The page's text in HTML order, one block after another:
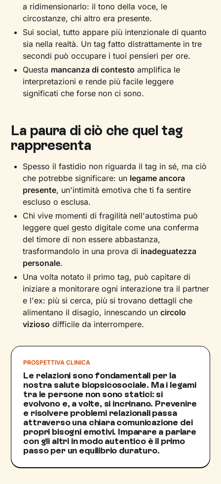
a ridimensionarlo: il tono della voce, le
circostanze, chi altro era presente.
Sui social, tutto appare più intenzionale di quanto
sia nella realtà. Un tag fatto distrattamente in tre
secondi può occupare i tuoi pensieri per ore.
Questa mancanza di contesto amplifica le
interpretazioni e rende più facile leggere
significati che forse non ci sono.
La paura di ciò che quel tag
rappresenta
Spesso il fastidio non riguarda il tag in sé, ma ciò
che potrebbe significare: un legame ancora
presente, un'intimità emotiva che ti fa sentire
escluso o esclusa.
Chi vive momenti di fragilità nell'autostima può
leggere quel gesto digitale come una conferma
del timore di non essere abbastanza,
trasformandolo in una prova di inadeguatezza
personale.
Una volta notato il primo tag, può capitare di
iniziare a monitorare ogni interazione tra il partner
e l'ex: più si cerca, più si trovano dettagli che
alimentano il disagio, innescando uncircolo
vizioso difficile da interrompere.
PROSPETTIVA CLINICA
Le relazioni sono fondamentali per la
nostra salute biopsicosociale. Ma i legami
tra le persone non sono statici: si
evolvono e, a volte, si incrinano. Prevenire
e risolvere problemi relazionali passa
attraverso una chiara comunicazione dei
propri bisogni emotivi. Imparare a parlare
con gli altri in modo autentico è il primo
passo per un equilibrio duraturo.